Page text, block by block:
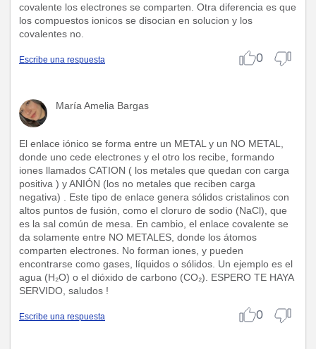
covalente los electrones se comparten. Otra diferencia es que
los compuestos ionicos se disocian en solucion y los
covalentes no.
Escribe una respuesta 0
María Amelia Bargas
El enlace iónico se forma entre un METAL y un NO METAL,
donde uno cede electrones y el otro los recibe, formando
iones llamados CATION ( los metales que quedan con carga
positiva ) y ANIÓN (los no metales que reciben carga
negativa) . Este tipo de enlace genera sólidos cristalinos con
altos puntos de fusión, como el cloruro de sodio (NaCl), que
es la sal común de mesa. En cambio, el enlace covalente se
da solamente entre NO METALES, donde los átomos
comparten electrones. No forman iones, y pueden
encontrarse como gases, líquidos o sólidos. Un ejemplo es el
agua (H₂O) o el dióxido de carbono (CO₂). ESPERO TE HAYA
SERVIDO, saludos !
Escribe una respuesta 0